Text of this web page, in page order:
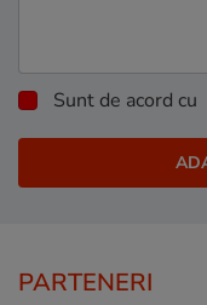
Sunt de acord cu
PARTENERI